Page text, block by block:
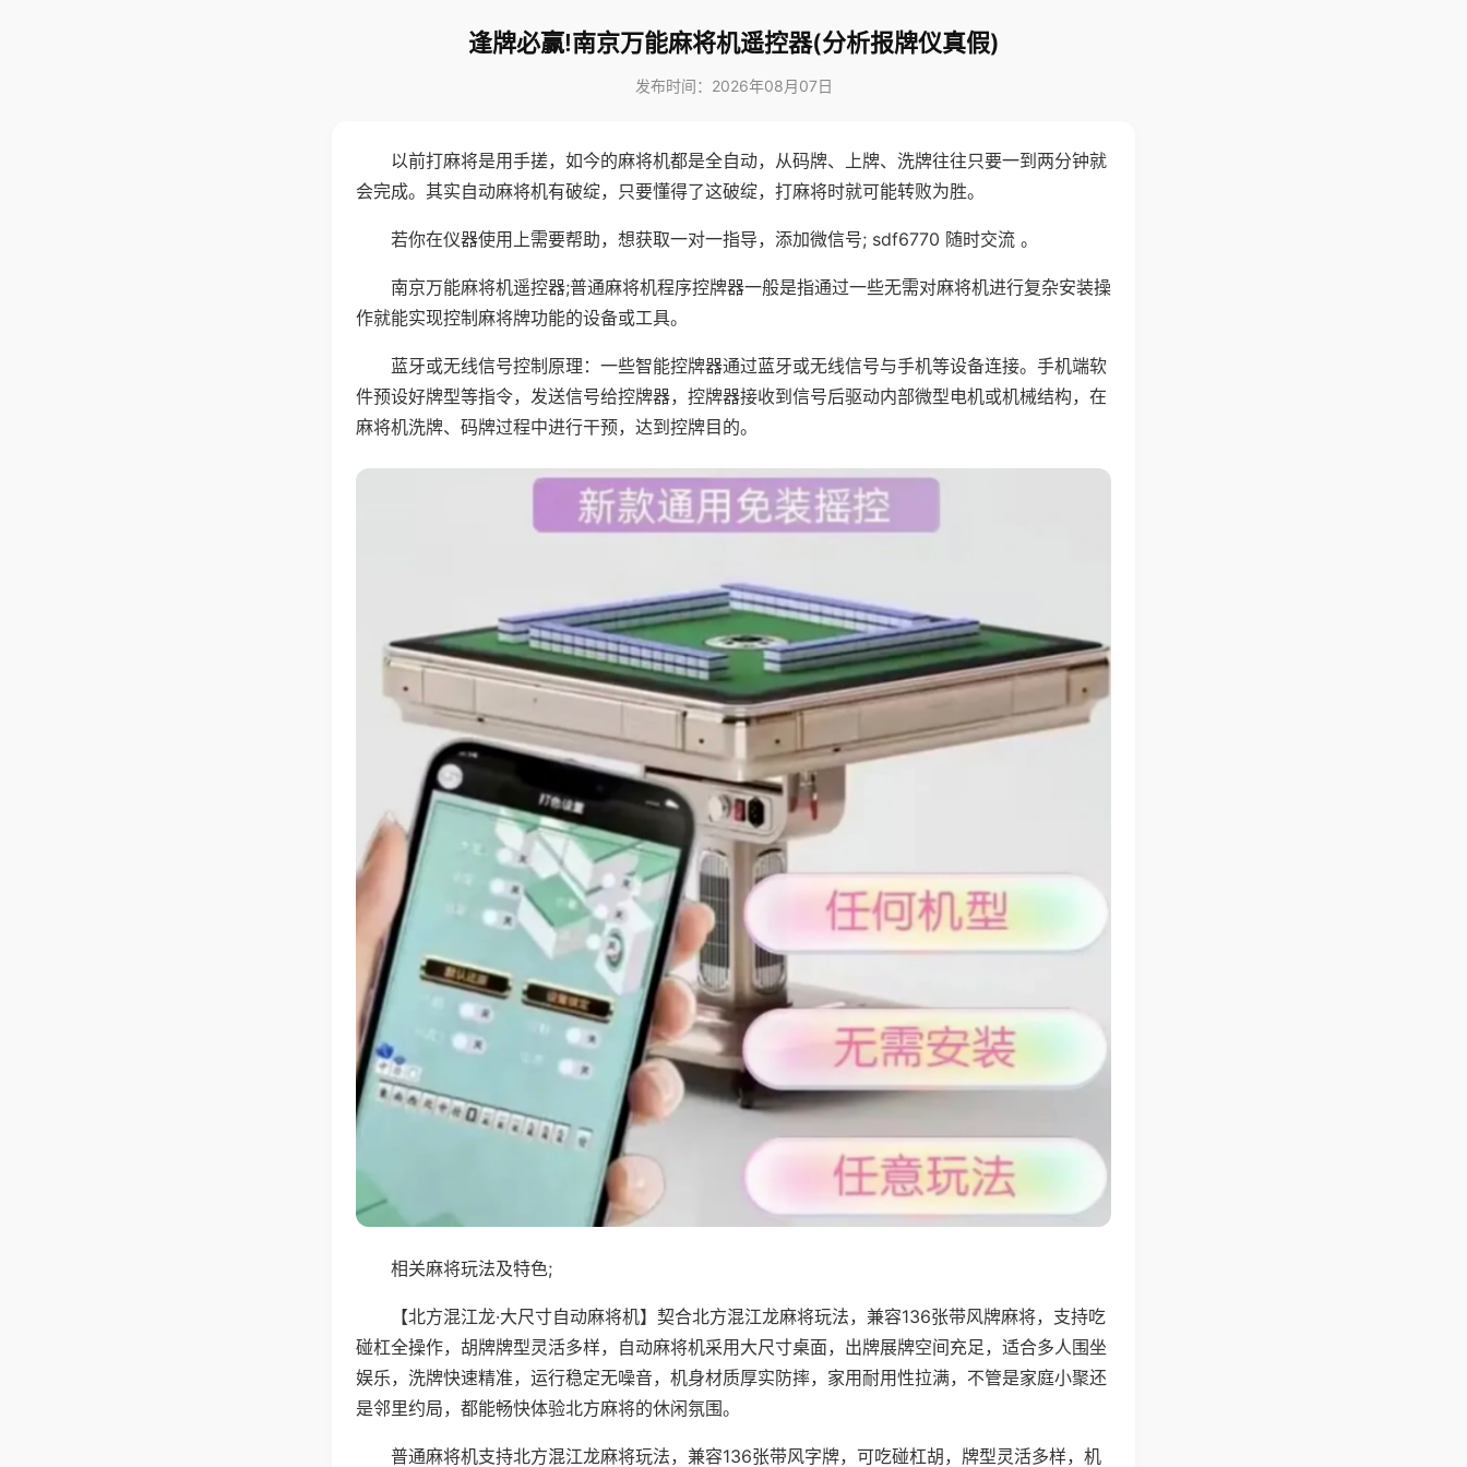
逢牌必赢!南京万能麻将机遥控器(分析报牌仪真假)
发布时间：2026年08月07日
以前打麻将是用手搓，如今的麻将机都是全自动，从码牌、上牌、洗牌往往只要一到两分钟就
会完成。其实自动麻将机有破绽，只要懂得了这破绽，打麻将时就可能转败为胜。
若你在仪器使用上需要帮助，想获取一对一指导，添加微信号; sdf6770 随时交流 。
南京万能麻将机遥控器;普通麻将机程序控牌器一般是指通过一些无需对麻将机进行复杂安装操
作就能实现控制麻将牌功能的设备或工具。
蓝牙或无线信号控制原理：一些智能控牌器通过蓝牙或无线信号与手机等设备连接。手机端软
件预设好牌型等指令，发送信号给控牌器，控牌器接收到信号后驱动内部微型电机或机械结构，在
麻将机洗牌、码牌过程中进行干预，达到控牌目的。
相关麻将玩法及特色;
【北方混江龙·大尺寸自动麻将机】契合北方混江龙麻将玩法，兼容136张带风牌麻将，支持吃
碰杠全操作，胡牌牌型灵活多样，自动麻将机采用大尺寸桌面，出牌展牌空间充足，适合多人围坐
娱乐，洗牌快速精准，运行稳定无噪音，机身材质厚实防摔，家用耐用性拉满，不管是家庭小聚还
是邻里约局，都能畅快体验北方麻将的休闲氛围。
普通麻将机支持北方混江龙麻将玩法，兼容136张带风字牌，可吃碰杠胡，牌型灵活多样，机